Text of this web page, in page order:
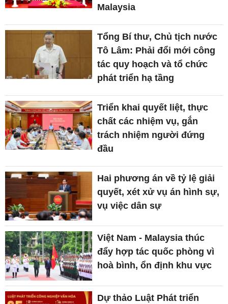
Malaysia
Tổng Bí thư, Chủ tịch nước
Tô Lâm: Phải đổi mới công
tác quy hoạch và tổ chức
phát triển hạ tầng
Triển khai quyết liệt, thực
chất các nhiệm vụ, gắn
trách nhiệm người đứng
đầu
Hai phương án về tỷ lệ giải
quyết, xét xử vụ án hình sự,
vụ việc dân sự
Việt Nam - Malaysia thúc
đẩy hợp tác quốc phòng vì
hoà bình, ổn định khu vực
Dự thảo Luật Phát triển